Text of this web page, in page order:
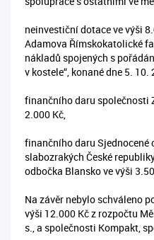
neinvestiční dotace ve výši
Adamova Římskokatolické
nákladů spojených s
v kostele“, konané dne 5. 10.
finančního daru společnosti
2.000 Kč,
finančního daru Sjednocené
slabozrakých České
odbočka Blansko ve výši
Na závěr nebylo schváleno
výši 12.000 Kč z rozpočtu
s., a společnosti Kompakt,